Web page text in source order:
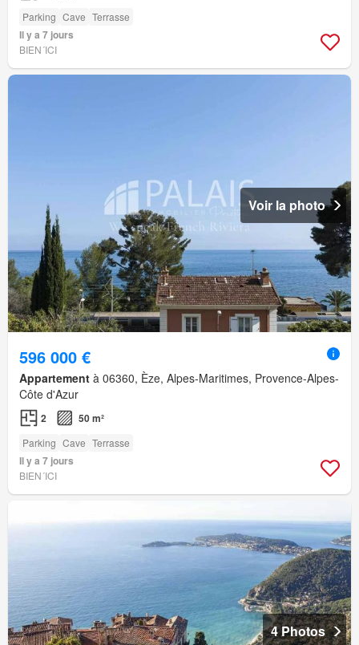
Parking Cave Terrasse
Il y a 7 jours
BIEN´ICI
Voir la photo
596 000 €
Appartement à 06360, Èze, Alpes-Maritimes, Provence-Alpes-
Côte d'Azur
2 50 m²
Parking Cave Terrasse
Il y a 7 jours
BIEN´ICI
4 Photos